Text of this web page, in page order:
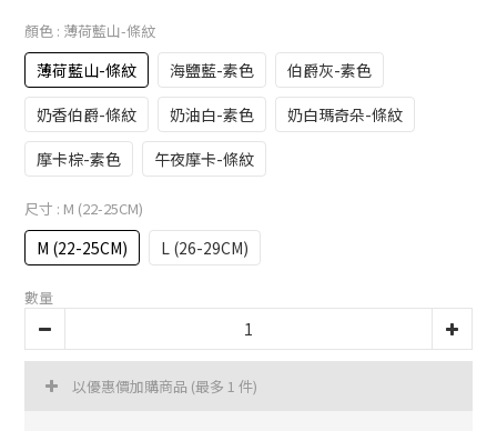
顏色 : 薄荷藍山-條紋
薄荷藍山-條紋 海鹽藍-素色
伯爵灰-素色
奶香伯爵-條紋
奶油白-素色
奶白瑪奇朵-條紋
摩卡棕-素色
午夜摩卡-條紋
尺寸 : M (22-25CM)
M (22-25CM) L (26-29CM)
數量
以優惠價加購商品 (最多 1 件)